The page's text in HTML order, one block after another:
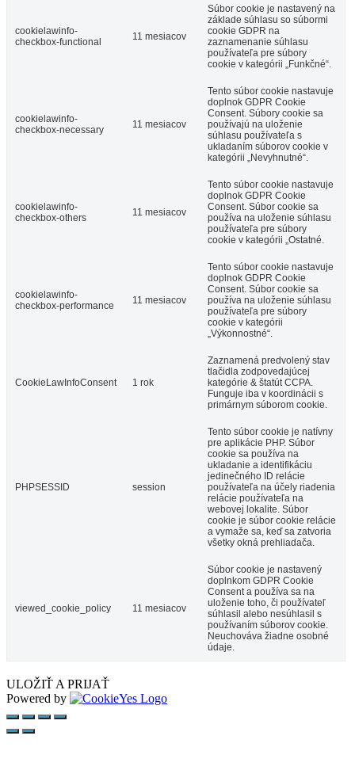
cookielawinfo-
checkbox-functional
11 mesiacov
Súbor cookie je nastavený na
základe súhlasu so súbormi
cookie GDPR na
zaznamenanie súhlasu
používateľa pre súbory
cookie v kategórii „Funkčné“.
cookielawinfo-
checkbox-necessary
11 mesiacov
Tento súbor cookie nastavuje
doplnok GDPR Cookie
Consent. Súbory cookie sa
používajú na uloženie
súhlasu používateľa s
ukladaním súborov cookie v
kategórii „Nevyhnutné“.
cookielawinfo-
checkbox-others
11 mesiacov
Tento súbor cookie nastavuje
doplnok GDPR Cookie
Consent. Súbor cookie sa
používa na uloženie súhlasu
používateľa pre súbory
cookie v kategórii „Ostatné.
cookielawinfo-
checkbox-performance
11 mesiacov
Tento súbor cookie nastavuje
doplnok GDPR Cookie
Consent. Súbor cookie sa
používa na uloženie súhlasu
používateľa pre súbory
cookie v kategórii
„Výkonnostné“.
CookieLawInfoConsent 1 rok
Zaznamená predvolený stav
tlačidla zodpovedajúcej
kategórie & štatút CCPA.
Funguje iba v koordinácii s
primárnym súborom cookie.
PHPSESSID session
Tento súbor cookie je natívny
pre aplikácie PHP. Súbor
cookie sa používa na
ukladanie a identifikáciu
jedinečného ID relácie
používateľa na účely riadenia
relácie používateľa na
webovej lokalite. Súbor
cookie je súbor cookie relácie
a vymaže sa, keď sa zatvoria
všetky okná prehliadača.
viewed_cookie_policy 11 mesiacov
Súbor cookie je nastavený
doplnkom GDPR Cookie
Consent a používa sa na
uloženie toho, či používateľ
súhlasil alebo nesúhlasil s
používaním súborov cookie.
Neuchováva žiadne osobné
údaje.
ULOŽIŤ A PRIJAŤ
Powered by